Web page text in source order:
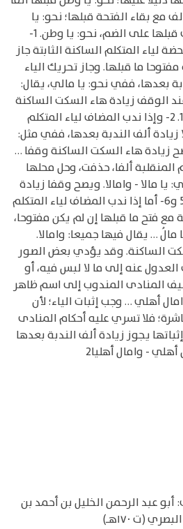
مع بقاء الفتحة قبلها؛ نحو: يا
وطن حذفها وبناء المنادى قبلها على الضم، نحو: يا وطن. 1-
لياء المتكلم الساكنة الثابتة جاز
ما قبلها. وجاز تحريك الياء
بعدها، ففي نحو: يا مالي، يقال:
واماليا3 ويصح عند الوقف زيادة هاء السكت الساكنة
على الوجه الذي أوضحناه1. 2- وإذا ندب المضاف لياء المتكلم
زيادة ألف الندبة بعدها، ففي مثل:
زيادة هاء السكت الساكنة وقفا …
المنقلبة ألفا، حذفت، وحل محلها
يا مالا - وامالا. ويصح وقفا زيادة
هاء السكت الساكنة … 4 و5 و6- أما إذا ندب المضاف لياء المتكلم
مع فتح ما قبلها إن لم يكن مفتوحا،
مالُ … يقال فيها جميعا: وامالا.
الساكنة. وقد يؤدي بعض الصور
عنه إلى ما لا لبس فيه، أو
المنادى المندوب إلى اسم ظاهر
أهلي … وجب إثبات الياء؛ لأن
فلا تسري عليه أحكام المنادى
يجوز زيادة ألف الندبة بعدها
- وامال أهليا2
عبد الرحمن الخليل بن أحمد بن
(ت ١٧٠هـ)